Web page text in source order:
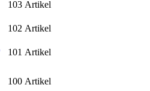
103 Artikel
102 Artikel
101 Artikel
100 Artikel